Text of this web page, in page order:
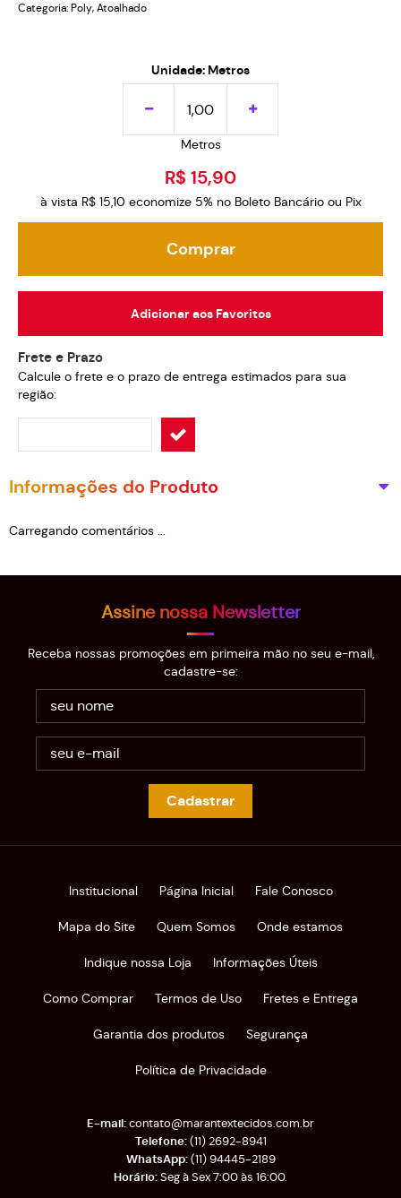
Categoria: Poly, Atoalhado
Unidade: Metros
Metros
R$ 15,90
à vista R$ 15,10 economize 5% no Boleto Bancário ou Pix
Comprar
Adicionar aos Favoritos
Frete e Prazo
Calcule o frete e o prazo de entrega estimados para sua
região:
Informações do Produto
Carregando comentários ...
Assine nossa Newsletter
Receba nossas promoções em primeira mão no seu e-mail,
cadastre-se:
Cadastrar
Institucional Página Inicial Fale Conosco
Mapa do Site Quem Somos Onde estamos
Indique nossa Loja Informações Úteis
Como Comprar Termos de Uso Fretes e Entrega
Garantia dos produtos Segurança
Política de Privacidade
(11)2692-8941
(11)94445-2189
Seg à Sex 7:00 às 16:00.
contato@marantextecidos.com.br